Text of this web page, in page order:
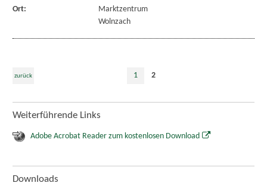
Ort:
Marktzentrum
Wolnzach
zurück 1 2
Weiterführende Links
Adobe Acrobat Reader zum kostenlosen Download
Downloads